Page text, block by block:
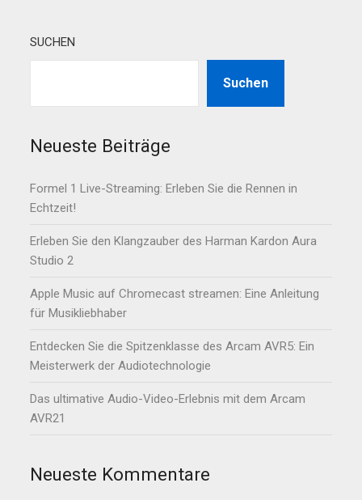
SUCHEN
Suchen
Neueste Beiträge
Formel 1 Live-Streaming: Erleben Sie die Rennen in
Echtzeit!
Erleben Sie den Klangzauber des Harman Kardon Aura
Studio 2
Apple Music auf Chromecast streamen: Eine Anleitung
für Musikliebhaber
Entdecken Sie die Spitzenklasse des Arcam AVR5: Ein
Meisterwerk der Audiotechnologie
Das ultimative Audio-Video-Erlebnis mit dem Arcam
AVR21
Neueste Kommentare